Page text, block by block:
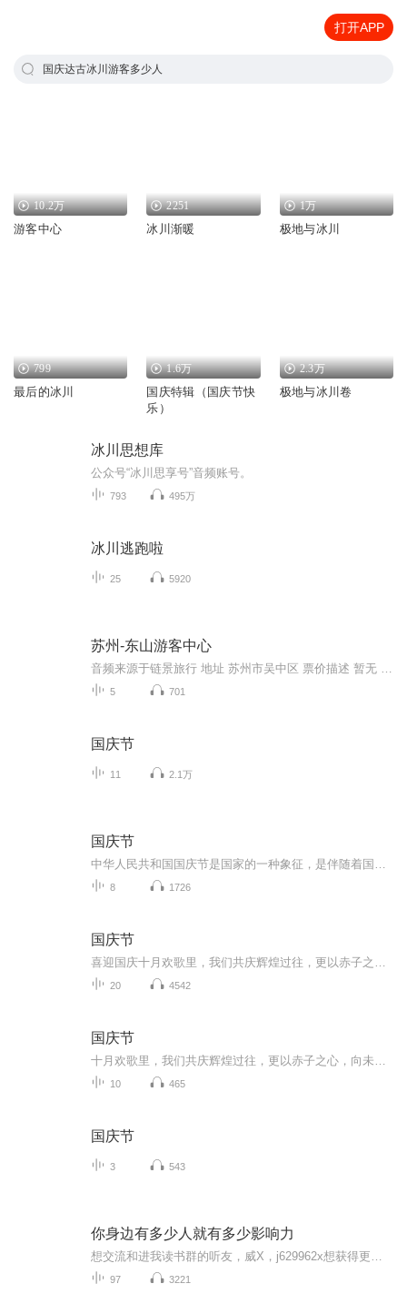
打开APP
国庆达古冰川游客多少人
10.2万
游客中心
2251
冰川渐暖
1万
极地与冰川
799
最后的冰川
1.6万
国庆特辑（国庆节快
乐）
2.3万
极地与冰川卷
冰川思想库
公众号“冰川思享号”音频账号。
793 495万
冰川逃跑啦
25 5920
苏州-东山游客中心
5 701
国庆节
11 2.1万
国庆节
8 1726
国庆节
20 4542
国庆节
10 465
国庆节
3 543
你身边有多少人就有多少影响力
97 3221